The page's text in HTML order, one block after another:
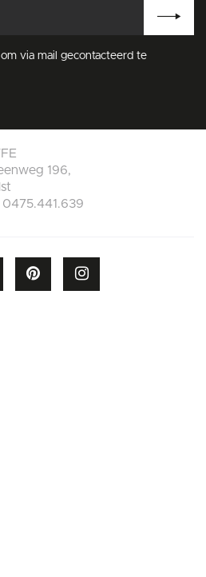
via mail gecontacteerd te
196,
0475.441.639